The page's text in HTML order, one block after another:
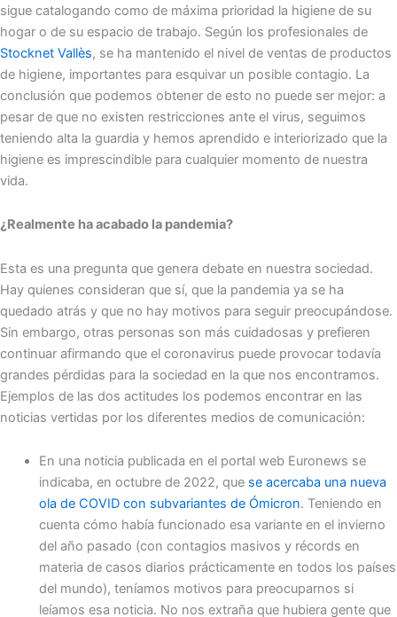
sigue catalogando como de máxima prioridad la higiene de su
hogar o de su espacio de trabajo. Según los profesionales de
Stocknet Vallès, se ha mantenido el nivel de ventas de productos
de higiene, importantes para esquivar un posible contagio. La
conclusión que podemos obtener de esto no puede ser mejor: a
pesar de que no existen restricciones ante el virus, seguimos
teniendo alta la guardia y hemos aprendido e interiorizado que la
higiene es imprescindible para cualquier momento de nuestra
vida.
¿Realmente ha acabado la pandemia?
Esta es una pregunta que genera debate en nuestra sociedad.
Hay quienes consideran que sí, que la pandemia ya se ha
quedado atrás y que no hay motivos para seguir preocupándose.
Sin embargo, otras personas son más cuidadosas y prefieren
continuar afirmando que el coronavirus puede provocar todavía
grandes pérdidas para la sociedad en la que nos encontramos.
Ejemplos de las dos actitudes los podemos encontrar en las
noticias vertidas por los diferentes medios de comunicación:
En una noticia publicada en el portal web Euronews se
indicaba, en octubre de 2022, quese acercaba una nueva
ola de COVID con subvariantes de Ómicron. Teniendo en
cuenta cómo había funcionado esa variante en el invierno
del año pasado (con contagios masivos y récords en
materia de casos diarios prácticamente en todos los países
del mundo), teníamos motivos para preocuparnos si
leíamos esa noticia. No nos extraña que hubiera gente que